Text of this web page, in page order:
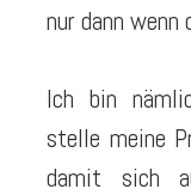
nur dann
Ich bin
stelle meine
damit sich